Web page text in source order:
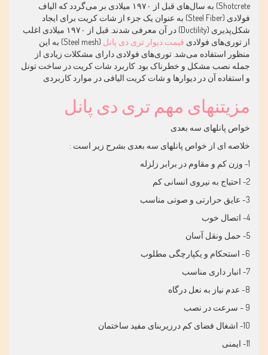
Shotcrete) به سال‌های قبل از ۱۹۷۰ میلادی بر می‌گردد که الیاف
فولادی (Steel Fiber) به عنوان یک جزء از شات کریت برای ایجاد
شکل‌پذیری (Ductility) در آن معرفی شدند. قبل از ۱۹۷۰ میلادی اغلب
از توری‌های فولادی قیمت دیوار تری دی پانل
(Steel mesh) به این
منظور استفاده می‌شد. توری‌های فولادی دارای مشکلات زیادی از
جمله نصب مشکل و خطرناک بود. کاربرد شات کریت در ساخت تونل
و استفاده آن در دیوارها و شات کریت الیافی در موارد کاربردی
مزیتنهای مهم تری دی پانل
خواص پانلهای سه بعدی
خلاصه ای از خواص پانلهای سه بعدی بشرح زیر است :
1- وزن کم و مقاوم در برابر زلزله
2- احتیاج به نیروی انسانی کم
3- عایق حرارتی و صوتی مناسب
4- اتصال خوب
5- حمل ونقل آسان
6- استحکام و یکپارچگی مطلوب
7- انبار داری مناسب
8- عدم نیاز به نعل درگاه
9 – سرعت در نصب
10- اشغال فضای کم درزیربنای مفید ساختمان
11- ایمنی